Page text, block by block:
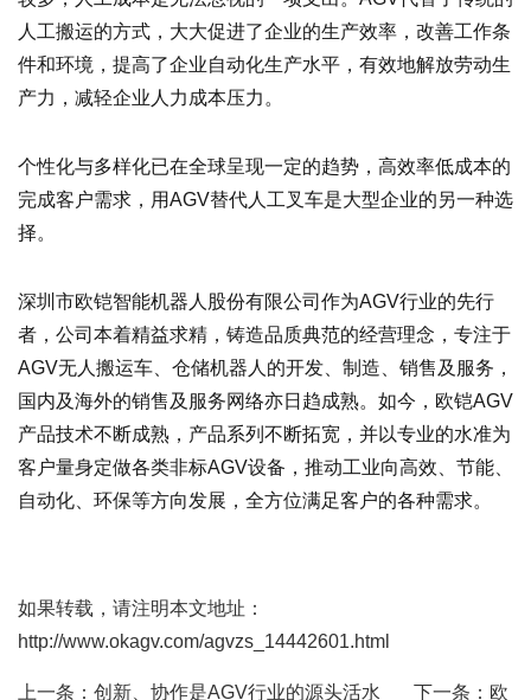
人工搬运的方式，大大促进了企业的生产效率，改善工作条
件和环境，提高了企业自动化生产水平，有效地解放劳动生
产力，减轻企业人力成本压力。
个性化与多样化已在全球呈现一定的趋势，高效率低成本的
完成客户需求，用AGV替代人工叉车是大型企业的另一种选
择。
深圳市欧铠智能机器人股份有限公司作为AGV行业的先行
者，公司本着精益求精，铸造品质典范的经营理念，专注于
AGV无人搬运车、仓储机器人的开发、制造、销售及服务，
国内及海外的销售及服务网络亦日趋成熟。如今，欧铠AGV
产品技术不断成熟，产品系列不断拓宽，并以专业的水准为
客户量身定做各类非标AGV设备，推动工业向高效、节能、
自动化、环保等方向发展，全方位满足客户的各种需求。
如果转载，请注明本文地址：
http://www.okagv.com/agvzs_14442601.html
上一条： 创新、协作是AGV行业的源头活水 下一条： 欧